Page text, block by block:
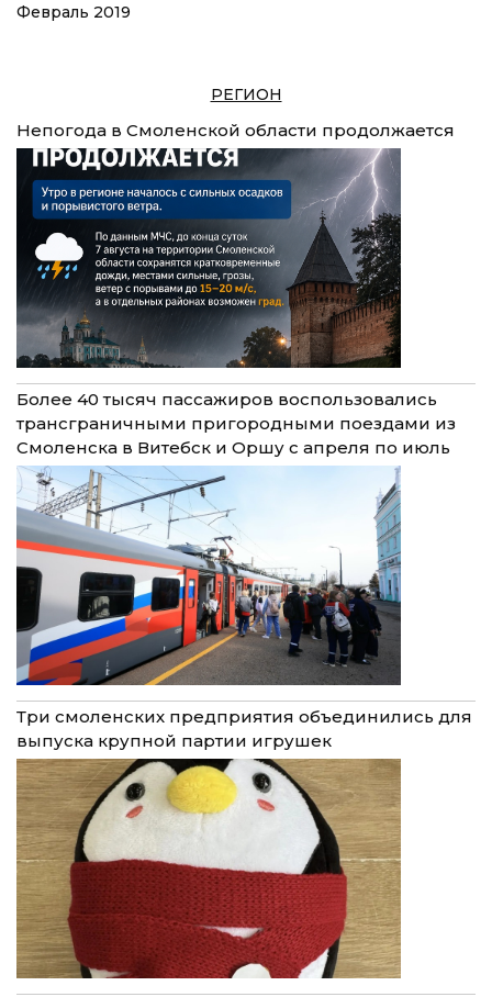
Февраль 2019
РЕГИОН
Непогода в Смоленской области продолжается
Более 40 тысяч пассажиров воспользовались
трансграничными пригородными поездами из
Смоленска в Витебск и Оршу с апреля по июль
Три смоленских предприятия объединились для
выпуска крупной партии игрушек